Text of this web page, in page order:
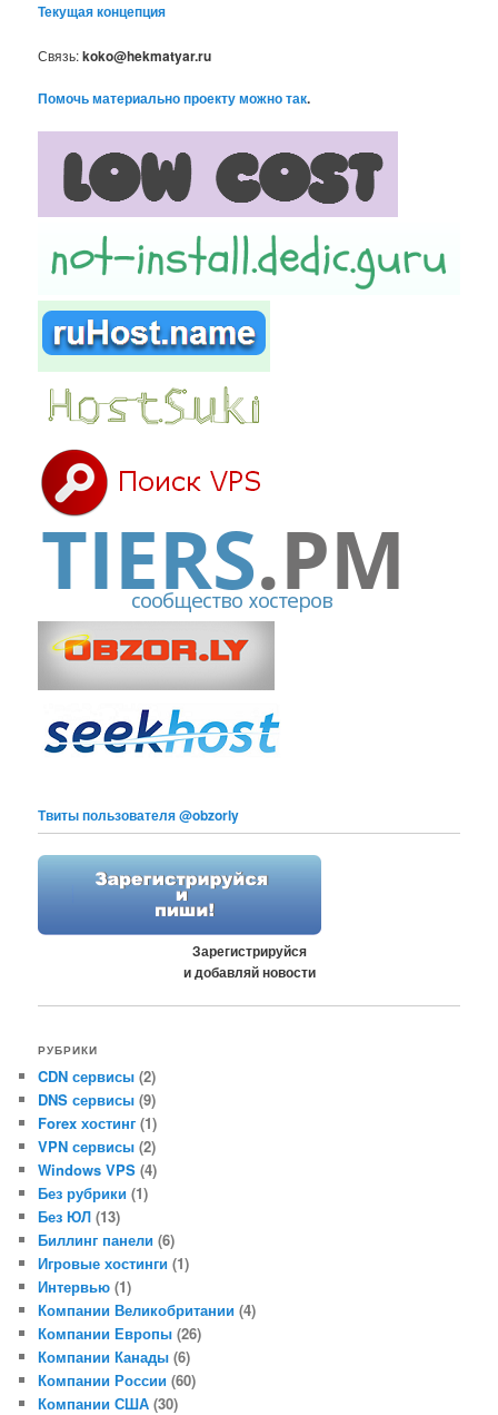
Текущая концепция
Связь:koko@hekmatyar.ru
Помочь материально проекту можно так.
Твиты пользователя @obzorly
Зарегистрируйся
и добавляй новости
РУБРИКИ
CDN сервисы (2)
DNS сервисы (9)
Forex хостинг (1)
VPN сервисы (2)
Windows VPS (4)
Без рубрики (1)
Без ЮЛ (13)
Биллинг панели (6)
Игровые хостинги (1)
Интервью (1)
Компании Великобритании (4)
Компании Европы (26)
Компании Канады (6)
Компании России (60)
Компании США (30)